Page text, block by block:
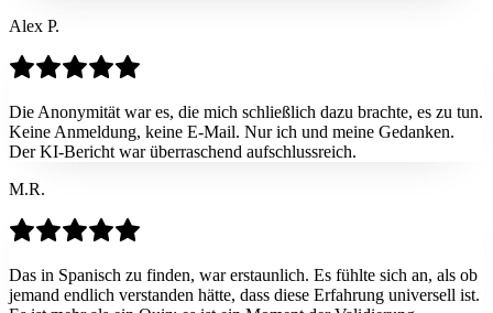
Alex P.
Die Anonymität war es, die mich schließlich dazu brachte, es zu tun.
Keine Anmeldung, keine E-Mail. Nur ich und meine Gedanken.
Der KI-Bericht war überraschend aufschlussreich.
M.R.
Das in Spanisch zu finden, war erstaunlich. Es fühlte sich an, als ob
jemand endlich verstanden hätte, dass diese Erfahrung universell ist.